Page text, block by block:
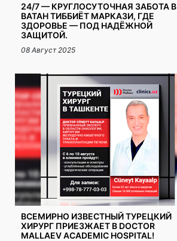
24/7 — КРУГЛОСУТОЧНАЯ ЗАБОТА В
ВАТАН ТИББИЁТ МАРКАЗИ, ГДЕ
ЗДОРОВЬЕ — ПОД НАДЁЖНОЙ
ЗАЩИТОЙ.
08 Август 2025
ВСЕМИРНО ИЗВЕСТНЫЙ ТУРЕЦКИЙ
ХИРУРГ ПРИЕЗЖАЕТ В DOCTOR
MALLAEV ACADEMIC HOSPITAL!